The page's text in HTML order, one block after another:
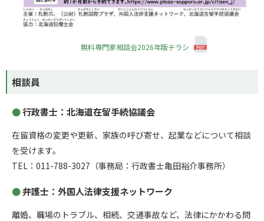
無料専門家相談会2026年版チラシ
相談員
行政書士：北海道在留手続協議会
在留資格の変更や更新、家族の呼び寄せ、起業などについて相談
を受けます。
TEL：011-788-3027（事務局：行政書士亀田裕介事務所）
弁護士：外国人法律支援ネットワーク
離婚、職場のトラブル、相続、交通事故など、法律にかかわる問